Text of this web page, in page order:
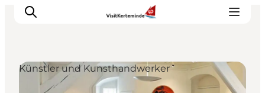
Künstler und Kunsthandwerker